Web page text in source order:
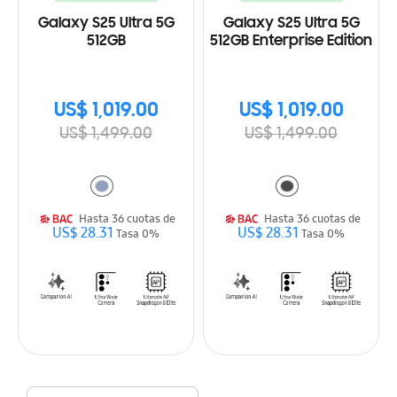
Galaxy S25 Ultra 5G
512GB
US$ 1,019.00
US$ 1,499.00
Hasta 36 cuotas de
US$ 28.31 Tasa 0%
Galaxy S25 Ultra 5G
512GB Enterprise Edition
US$ 1,019.00
US$ 1,499.00
Hasta 36 cuotas de
US$ 28.31 Tasa 0%